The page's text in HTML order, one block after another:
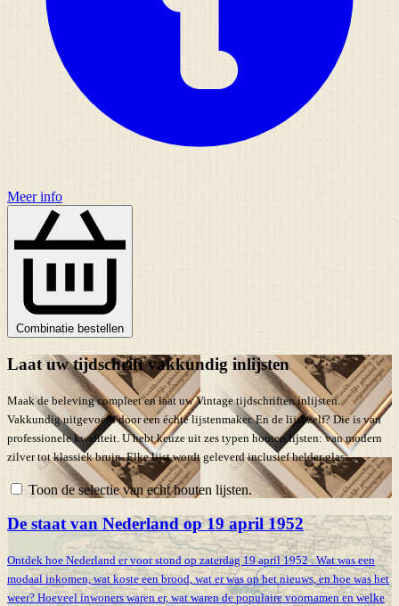
Meer info
Combinatie bestellen
Laat uw tijdschrift vakkundig inlijsten
Maak de beleving compleet en laat uw Vintage tijdschriften inlijsten.
Vakkundig uitgevoerd door een échte lijstenmaker. En de lijst zelf? Die is van
professionele kwaliteit. U hebt keuze uit zes typen houten lijsten: van modern
zilver tot klassiek bruin. Elke lijst wordt geleverd inclusief helder glas.
Toon de selectie van echt houten lijsten.
De staat van Nederland op 19 april 1952
Ontdek hoe Nederland er voor stond op zaterdag 19 april 1952 . Wat was een
modaal inkomen, wat koste een brood, wat er was op het nieuws, en hoe was het
weer? Hoeveel inwoners waren er, wat waren de populaire voornamen en welke